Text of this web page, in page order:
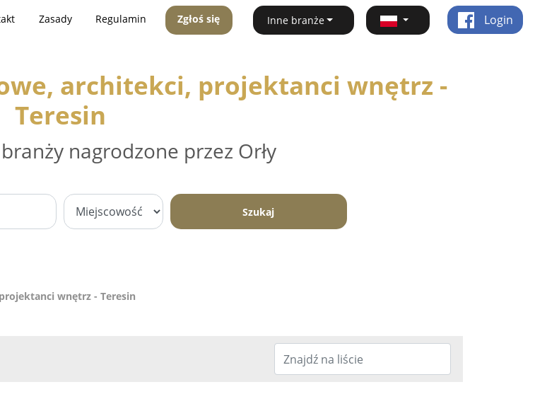
Zasady Regulamin Zgłoś się Inne branże Login
architekci, projektanci wnętrz -
Teresin
nagrodzone przez Orły
Szukaj
wnętrz - Teresin